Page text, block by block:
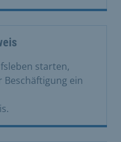
starten,
ein